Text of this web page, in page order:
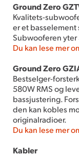
Ground Zero
Kvalitets-
er et
Subwooferen yter
Du kan lese mer
Ground Zero
Bestselger-
580W RMS og
bassjustering.
den kan kobles
originalradioer.
Du kan lese mer
Kabler